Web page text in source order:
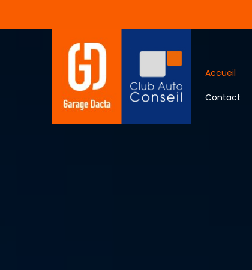
Accueil
Contact